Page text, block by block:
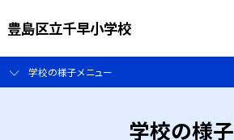
豊島区立千早小学校
学校の様子メニュー
学校の様子